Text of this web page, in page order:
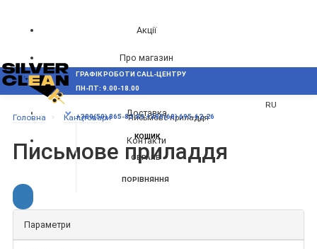
Акції
Про магазин
Блог
Доставка
Контакти
RU
МЕНЮ
ГРАФІК РОБОТИ CALL-ЦЕНТРУ
ПН-ПТ: 9.00-18.00
+380(50) 865-82-83+380(68) 695-62-26
КОШИК
ОБРАНЕ
ПОРІВНЯННЯ
Головна Канцтовари Письмове приладдя
Письмове приладдя
Параметри